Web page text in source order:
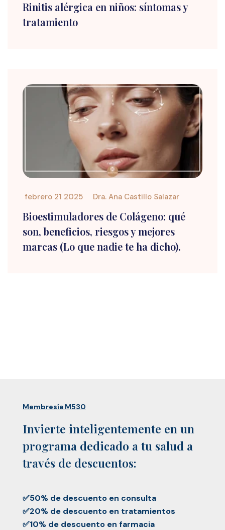
Rinitis alérgica en niños: síntomas y
tratamiento
febrero 21 2025 Dra. Ana Castillo Salazar
Bioestimuladores de Colágeno: qué
son, beneficios, riesgos y mejores
marcas (Lo que nadie te ha dicho).
Membresía M530
Invierte inteligentemente en un
programa dedicado a tu salud a
través de descuentos:
✅50% de descuento en consulta
✅20% de descuento en tratamientos
✅10% de descuento en farmacia